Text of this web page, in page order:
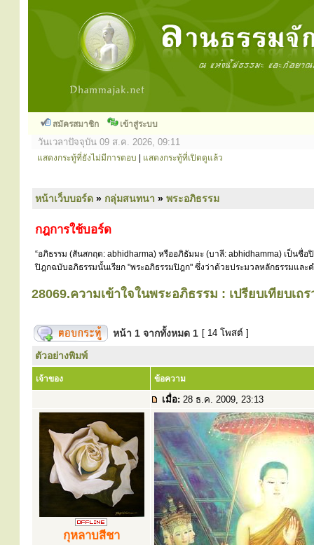
สมัครสมาชิก เข้าสู่ระบบ
วันเวลาปัจจุบัน 09 ส.ค. 2026, 09:11
แสดงกระทู้ที่ยังไม่มีการตอบ แสดงกระทู้ที่เปิดดูแล้ว
หน้าเว็บบอร์ด » กลุ่มสนทนา » พระอภิธรรม
กฎการใช้บอร์ด
“อภิธรรม (สันสกฤต: abhidharma) หรืออภิธัมมะ (บาลี: abhidhamma) เป็น
ปิฎกฉบับอภิธรรมนั้นเรียก "พระอภิธรรมปิฎก" ซึ่งว่าด้วยประมวลหลักธรรมแล
28069.ความเข้าใจในพระอภิธรรม : เปรียบเทียบเถ
หน้า 1 จากทั้งหมด 1 [ 14 โพสต์ ]
ตัวอย่างพิมพ์
เจ้าของ ข้อความ
เมื่อ: 28 ธ.ค. 2009, 23:13
กุหลาบสีชา